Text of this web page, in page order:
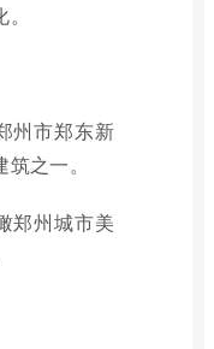
州市郑东新
之一。
郑州城市美